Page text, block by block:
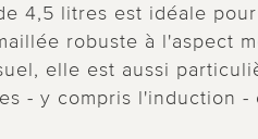
4,5 litres est idéale
robuste à l'aspect
elle est aussi
- y compris l'induction